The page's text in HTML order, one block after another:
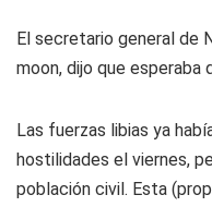
El secretario general de
moon, dijo que esperaba
Las fuerzas libias ya
hostilidades el viernes,
población civil. Esta